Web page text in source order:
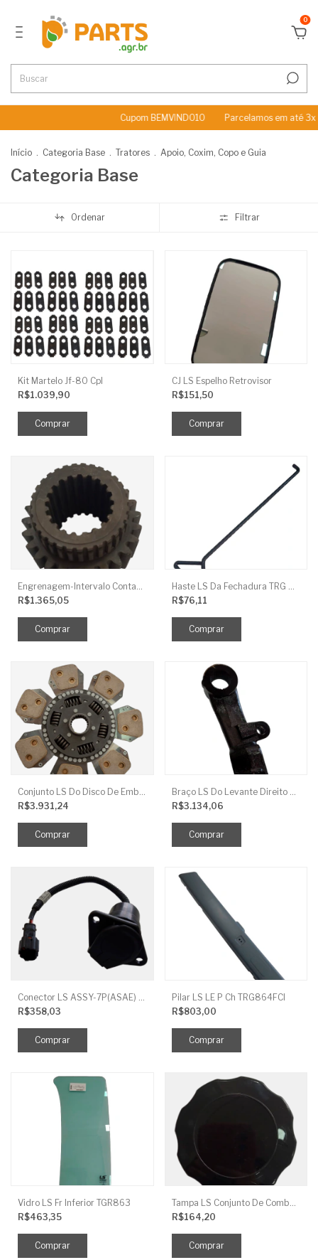
0
Cupom BEMVINDO10 Parcelamos em até 3x Sem
Início . Categoria Base . Tratores . Apoio, Coxim, Copo e Guia
Categoria Base
Ordenar Filtrar
Kit Martelo Jf-80 Cpl
R$1.039,90
CJ LS Espelho Retrovisor
R$151,50
R$1.365,05
R$76,11
R$3.931,24
R$3.134,06
R$358,03
Pilar LS LE P Ch TRG864FCI
R$803,00
Vidro LS Fr Inferior TGR863
R$463,35
R$164,20